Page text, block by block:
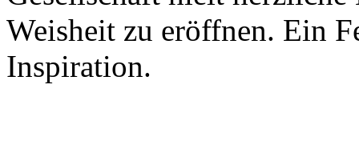
Weisheit zu eröffnen. Ein
Inspiration.